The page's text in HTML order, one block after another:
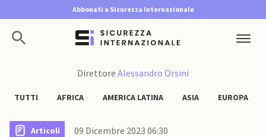
Abbonati a Sicurezza Internazionale
Direttore Alessandro Orsini
TUTTI AFRICA AMERICA LATINA ASIA EUROPA
Articoli 09 Dicembre 2023 06:30